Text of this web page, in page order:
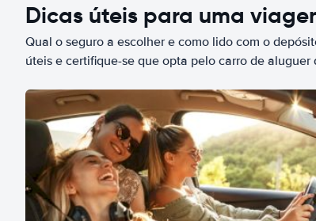
Dicas úteis para uma
Qual o seguro a escolher e como lido com o
úteis e certifique-se que opta pelo carro de aluguer